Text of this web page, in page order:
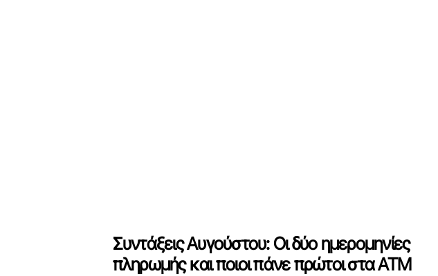
Συντάξεις Αυγούστου: Οι δύο ημερομηνίες
πληρωμής και ποιοι πάνε πρώτοι στα ΑΤΜ